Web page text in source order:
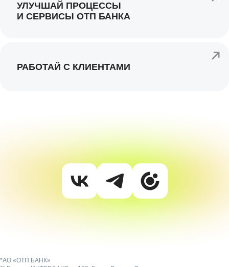
УЛУЧШАЙ ПРОЦЕССЫ
И СЕРВИСЫ ОТП БАНКА
РАБОТАЙ С КЛИЕНТАМИ
*АО «ОТП БАНК»